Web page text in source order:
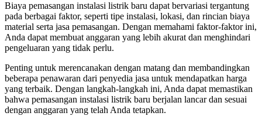
Biaya pemasangan instalasi listrik baru dapat bervariasi tergantung
pada berbagai faktor, seperti tipe instalasi, lokasi, dan rincian biaya
material serta jasa pemasangan. Dengan memahami faktor-faktor ini,
Anda dapat membuat anggaran yang lebih akurat dan menghindari
pengeluaran yang tidak perlu.
Penting untuk merencanakan dengan matang dan membandingkan
beberapa penawaran dari penyedia jasa untuk mendapatkan harga
yang terbaik. Dengan langkah-langkah ini, Anda dapat memastikan
bahwa pemasangan instalasi listrik baru berjalan lancar dan sesuai
dengan anggaran yang telah Anda tetapkan.